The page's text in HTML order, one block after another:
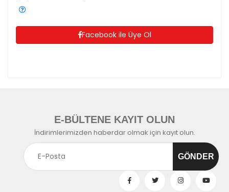
Facebook ile Üye Ol
E-BÜLTENE KAYIT OLUN
İndirimlerimizden haberdar olmak için kayıt olun.